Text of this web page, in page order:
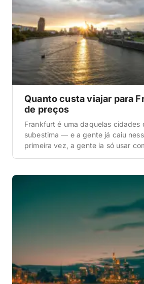
Quanto custa viajar para
de preços
Frankfurt é uma daquelas cidades
subestima — e a gente já caiu
primeira vez, a gente ia só usar
Mainhattan), centro histórico